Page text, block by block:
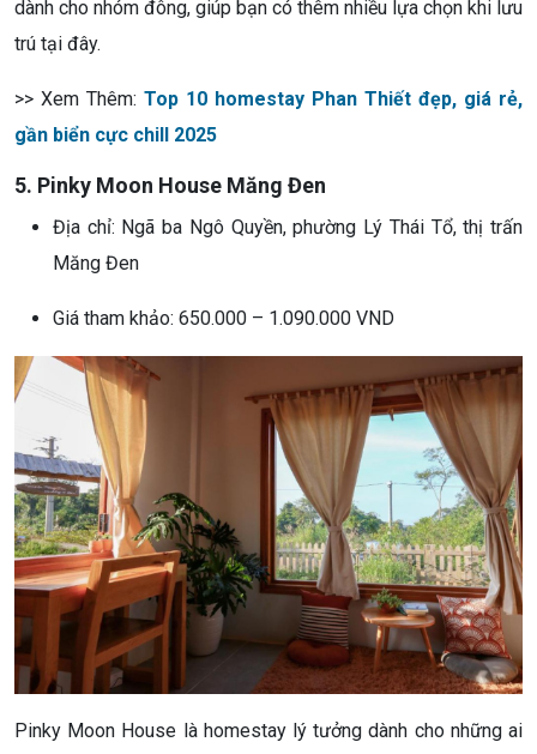
dành cho nhóm đông, giúp bạn có thêm nhiều lựa chọn khi lưu
trú tại đây.
>> Xem Thêm: Top 10 homestay Phan Thiết đẹp, giá rẻ,
gần biển cực chill 2025
5. Pinky Moon House Măng Đen
Địa chỉ: Ngã ba Ngô Quyền, phường Lý Thái Tổ, thị trấn
Măng Đen
Giá tham khảo: 650.000 – 1.090.000 VND
Pinky Moon House là homestay lý tưởng dành cho những ai